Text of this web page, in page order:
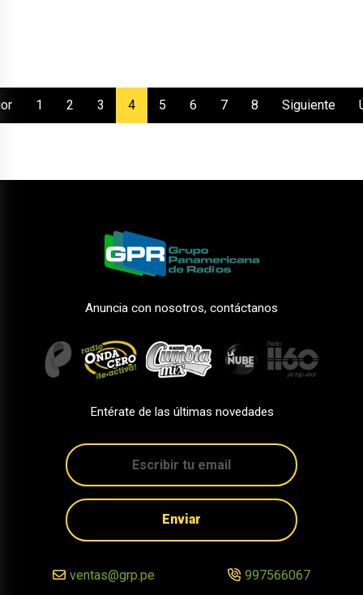
1 2 3 4(current)
5 6 7 8 Siguiente
Anuncia con nosotros, contáctanos
Entérate de las últimas novedades
Enviar
ventas@grp.pe 997566067